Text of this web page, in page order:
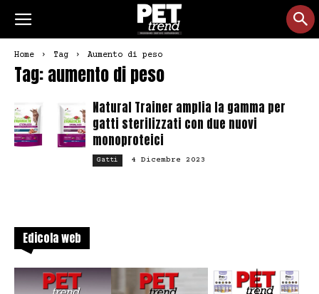
Home Tag Aumento di peso
Tag: aumento di peso
Natural Trainer amplia la gamma per
gatti sterilizzati con due nuovi
monoproteici
Gatti 4 Dicembre 2023
Edicola web